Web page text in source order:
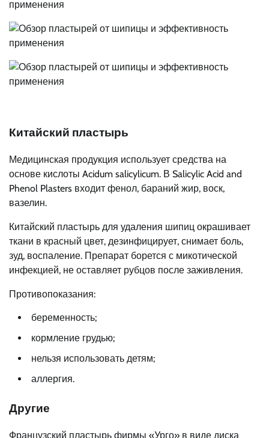
Китайский пластырь
Медицинская продукция использует средства на
основе кислоты Acidum salicylicum. В Salicylic Acid and
Phenol Plasters входит фенол, бараний жир, воск,
вазелин.
Китайский пластырь для удаления шипиц окрашивает
ткани в красный цвет, дезинфицирует, снимает боль,
зуд, воспаление. Препарат борется с микотической
инфекцией, не оставляет рубцов после заживления.
Противопоказания:
беременность;
кормление грудью;
нельзя использовать детям;
аллергия.
Другие
Французский пластырь фирмы «Урго» в виде диска